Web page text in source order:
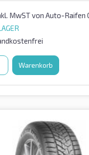
MwSTvon Auto-Raifen
Warenkorb